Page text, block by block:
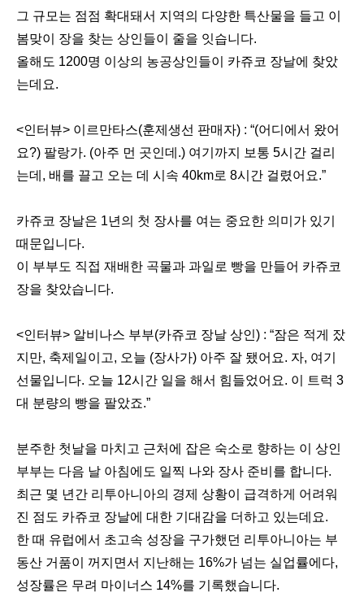
그 규모는 점점 확대돼서 지역의 다양한 특산물을 들고 이
봄맞이 장을 찾는 상인들이 줄을 잇습니다.
올해도 1200명 이상의 농공상인들이 카쥬코 장날에 찾았
는데요.
<인터뷰> 이르만타스(훈제생선 판매자) : “(어디에서 왔어
요?) 팔랑가. (아주 먼 곳인데.) 여기까지 보통 5시간 걸리
는데, 배를 끌고 오는 데 시속 40km로 8시간 걸렸어요.”
카쥬코 장날은 1년의 첫 장사를 여는 중요한 의미가 있기
때문입니다.
이 부부도 직접 재배한 곡물과 과일로 빵을 만들어 카쥬코
장을 찾았습니다.
<인터뷰> 알비나스 부부(카쥬코 장날 상인) : “잠은 적게 잤
지만, 축제일이고, 오늘 (장사가) 아주 잘 됐어요. 자, 여기
선물입니다. 오늘 12시간 일을 해서 힘들었어요. 이 트럭 3
대 분량의 빵을 팔았죠.”
분주한 첫날을 마치고 근처에 잡은 숙소로 향하는 이 상인
부부는 다음 날 아침에도 일찍 나와 장사 준비를 합니다.
최근 몇 년간 리투아니아의 경제 상황이 급격하게 어려워
진 점도 카쥬코 장날에 대한 기대감을 더하고 있는데요.
한 때 유럽에서 초고속 성장을 구가했던 리투아니아는 부
동산 거품이 꺼지면서 지난해는 16%가 넘는 실업률에다,
성장률은 무려 마이너스 14%를 기록했습니다.